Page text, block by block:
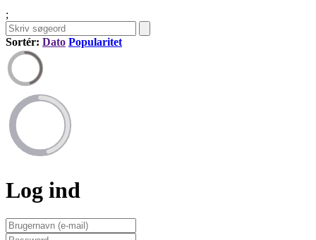
;
Sortér: Dato Popularitet
Log ind